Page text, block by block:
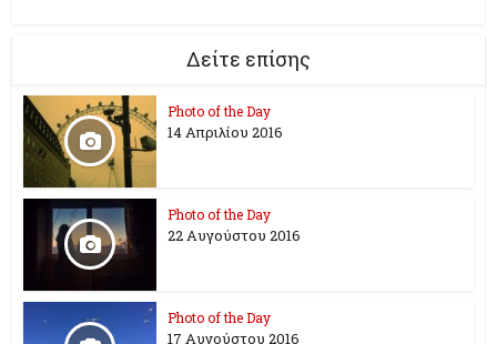
Δείτε επίσης
Photo of the Day
14 Απριλίου 2016
Photo of the Day
22 Αυγούστου 2016
Photo of the Day
17 Aυγούστου 2016